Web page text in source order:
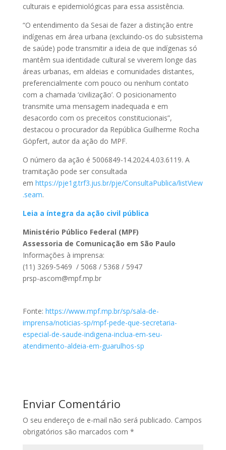
culturais e epidemiológicas para essa assistência.
“O entendimento da Sesai de fazer a distinção entre
indígenas em área urbana (excluindo-os do subsistema
de saúde) pode transmitir a ideia de que indígenas só
mantêm sua identidade cultural se viverem longe das
áreas urbanas, em aldeias e comunidades distantes,
preferencialmente com pouco ou nenhum contato
com a chamada ‘civilização’. O posicionamento
transmite uma mensagem inadequada e em
desacordo com os preceitos constitucionais”,
destacou o procurador da República Guilherme Rocha
Göpfert, autor da ação do MPF.
O número da ação é 5006849-14.2024.4.03.6119. A
tramitação pode ser consultada
em https://pje1g.trf3.jus.br/pje/ConsultaPublica/listView
.seam.
Leia a íntegra da ação civil pública
Ministério Público Federal (MPF)
Assessoria de Comunicação em São Paulo
Informações à imprensa:
(11) 3269-5469 / 5068 / 5368 / 5947
prsp-ascom@mpf.mp.br
Fonte: https://www.mpf.mp.br/sp/sala-de-
imprensa/noticias-sp/mpf-pede-que-secretaria-
especial-de-saude-indigena-inclua-em-seu-
atendimento-aldeia-em-guarulhos-sp
Enviar Comentário
O seu endereço de e-mail não será publicado. Campos
obrigatórios são marcados com *